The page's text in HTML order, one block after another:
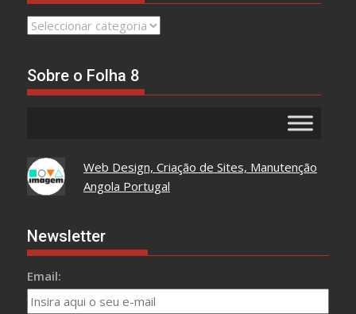
Leia
Sobre o Folha 8
Web Design, Criação de Sites, Manutenção
Angola Portugal
Newsletter
Email: